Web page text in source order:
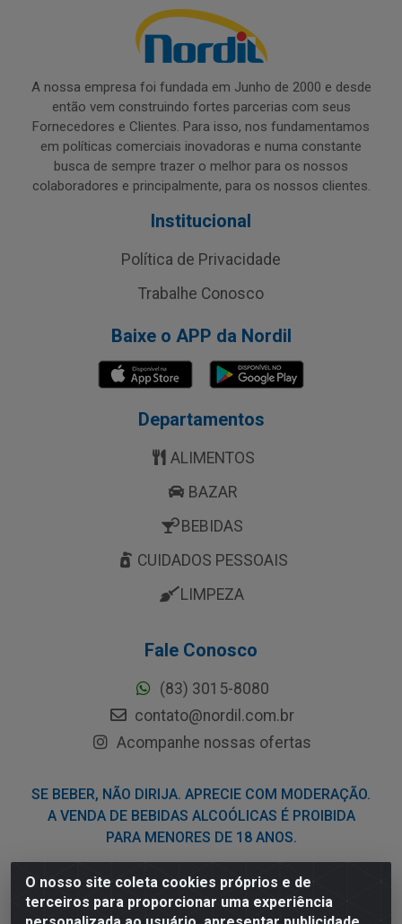
O nosso site coleta cookies próprios e de
terceiros para proporcionar uma experiência
A nossa empresa foi fundada em Junho de 2000 e desde
então vem construindo fortes parcerias com seus
Fornecedores e Clientes. Para isso, nos fundamentamos
em políticas comerciais inovadoras e numa constante
busca de sempre trazer o melhor para os nossos
colaboradores e principalmente, para os nossos clientes.
Institucional
Política de Privacidade
Trabalhe Conosco
Baixe o APP da Nordil
Departamentos
ALIMENTOS
BAZAR
BEBIDAS
CUIDADOS PESSOAIS
LIMPEZA
Fale Conosco
(83) 3015-8080
contato@nordil.com.br
Acompanhe nossas ofertas
SE BEBER, NÃO DIRIJA. APRECIE COM MODERAÇÃO.
A VENDA DE BEBIDAS ALCOÓLICAS É PROIBIDA
PARA MENORES DE 18 ANOS.
Nordil Distribuidora - Avenida Liberdade, 2738, Bloco F -
Sesi - Bayeux/PB - CEP 58.111-400 - CNPJ